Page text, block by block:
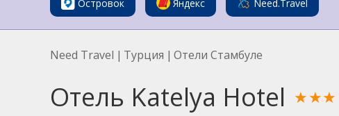
Островок Яндекс Need.Travel
Need Travel | Турция | Отели Стамбуле
Отель Katelya Hotel ★★★